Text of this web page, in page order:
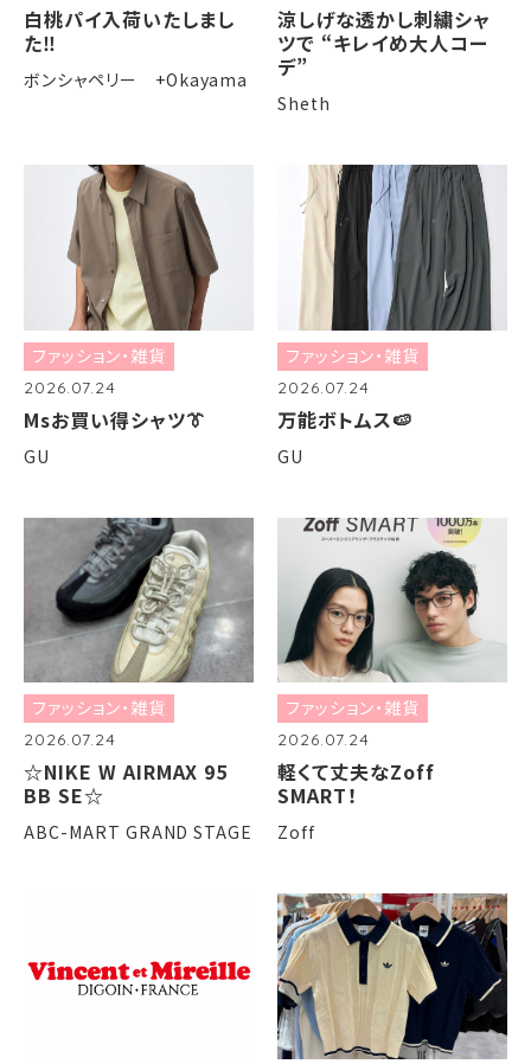
白桃パイ入荷いたしまし
た‼️
ボンシャペリー +Okayama
涼しげな透かし刺繍シャ
ツで “キレイめ大人コー
デ”
Sheth
ファッション・雑貨
2026.07.24
Msお買い得シャツ👔
GU
ファッション・雑貨
2026.07.24
万能ボトムス🍉
GU
ファッション・雑貨
2026.07.24
☆NIKE W AIRMAX 95
BB SE☆
ABC-MART GRAND STAGE
ファッション・雑貨
2026.07.24
軽くて丈夫なZoff
SMART！
Zoff